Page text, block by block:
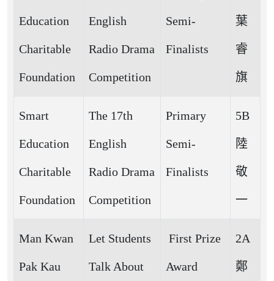
Education
Charitable
Foundation
English
Radio Drama
Competition
Semi-
Finalists
葉
睿
旗
Smart
Education
Charitable
Foundation
The 17th
English
Radio Drama
Competition
Primary
Semi-
Finalists
5B
陸
敬
一
Man Kwan
Pak Kau
Let Students
Talk About
First Prize
Award
2A
鄭